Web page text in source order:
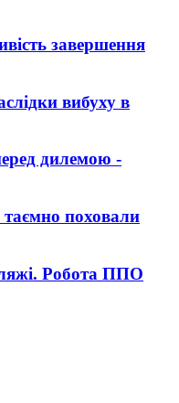
завершення
вибуху в
дилемою -
таємно поховали
Робота ППО